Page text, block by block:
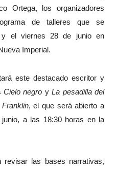
Ortega, los organizadores
de talleres que se
el viernes 28 de junio en
Imperial.
este destacado escritor y
Cielo negro yLa pesadilla del
, el que será abierto a
a las 18:30 horas en la
revisar las bases narrativas,